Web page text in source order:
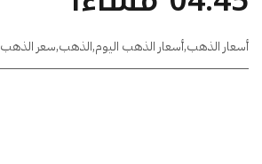
أسعار الذهب,أسعار الذهب اليوم,الذهب,سعر الذهب